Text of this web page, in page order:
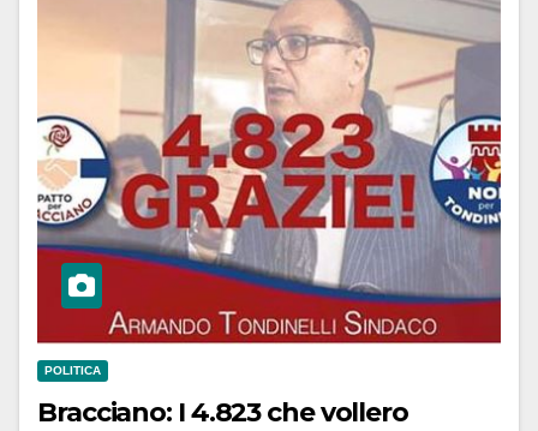
POLITICA
Bracciano: I 4.823 che vollero